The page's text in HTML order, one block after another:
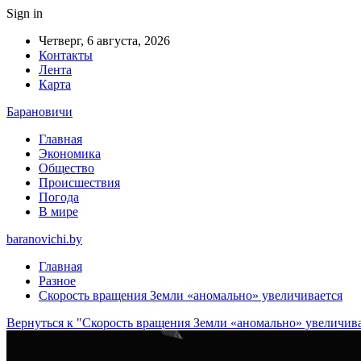
Sign in
Четверг, 6 августа, 2026
Контакты
Лента
Карта
Барановичи
Главная
Экономика
Общество
Происшествия
Погода
В мире
baranovichi.by
Главная
Разное
Скорость вращения Земли «аномально» увеличивается
Вернуться к "Скорость вращения Земли «аномально»